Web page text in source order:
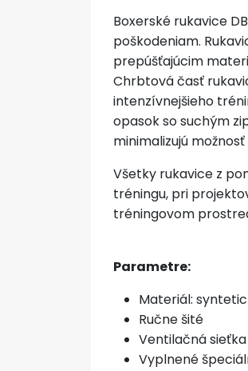
Boxerské rukavice
poškodeniam.
prepúšťajúcim
Chrbtová časť
intenzívnejšieho
opasok so suchým
minimalizujú
Všetky rukavice z
tréningu, pri
tréningovom
Parametre:
Materiál:
Ručne šité
Ventilačná
Vyplnené